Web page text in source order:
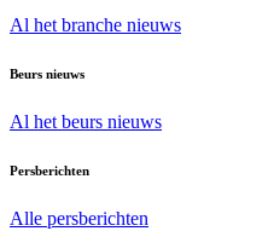
Al het branche nieuws
Beurs nieuws
Al het beurs nieuws
Persberichten
Alle persberichten